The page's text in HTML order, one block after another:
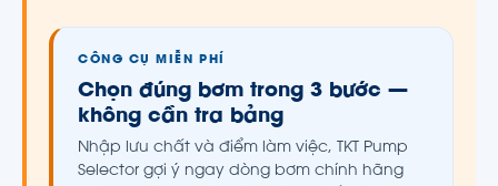
CÔNG CỤ MIỄN PHÍ
Chọn đúng bơm trong 3 bước —
không cần tra bảng
Nhập lưu chất và điểm làm việc, TKT Pump
Selector gợi ý ngay dòng bơm chính hãng